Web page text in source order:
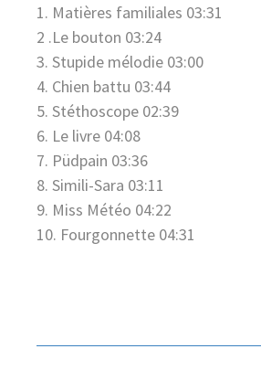
1. Matières familiales 03:31
2 .Le bouton 03:24
3. Stupide mélodie 03:00
4. Chien battu 03:44
5. Stéthoscope 02:39
6. Le livre 04:08
7. Püdpain 03:36
8. Simili-Sara 03:11
9. Miss Météo 04:22
10. Fourgonnette 04:31